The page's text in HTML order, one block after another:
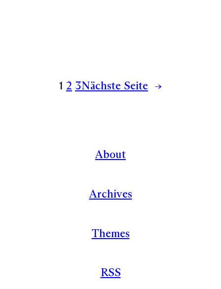
1 2 3Nächste Seite →
About
Archives
Themes
RSS